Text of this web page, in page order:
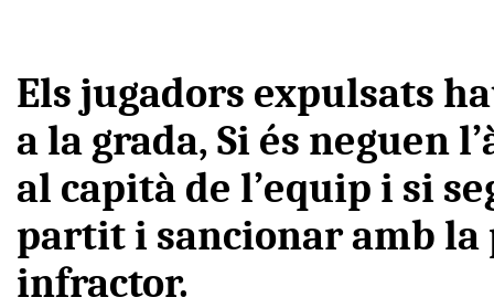
Els jugadors expulsats
a la grada, Si és neguen
al capità de l’equip i si
partit i sancionar amb la
infractor.